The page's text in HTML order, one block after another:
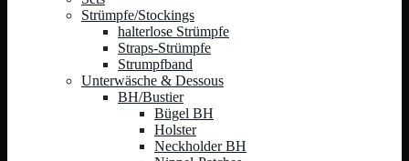
Strümpfe/Stockings
halterlose Strümpfe
Straps-Strümpfe
Strumpfband
Unterwäsche & Dessous
BH/Bustier
Bügel BH
Holster
Neckholder BH